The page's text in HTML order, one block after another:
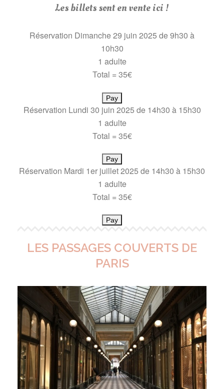
Les billets sont en vente ici !
Réservation Dimanche 29 juin 2025 de 9h30 à
10h30
1 adulte
Total = 35€
Pay
Réservation Lundi 30 juin 2025 de 14h30 à 15h30
1 adulte
Total = 35€
Pay
Réservation Mardi 1er juillet 2025 de 14h30 à 15h30
1 adulte
Total = 35€
Pay
LES PASSAGES COUVERTS DE
PARIS